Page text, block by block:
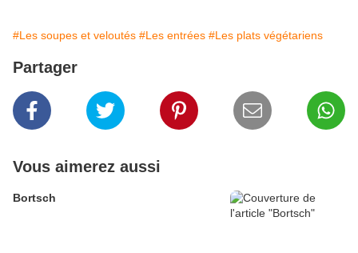
#Les soupes et veloutés #Les entrées #Les plats végétariens
Partager
Vous aimerez aussi
Bortsch